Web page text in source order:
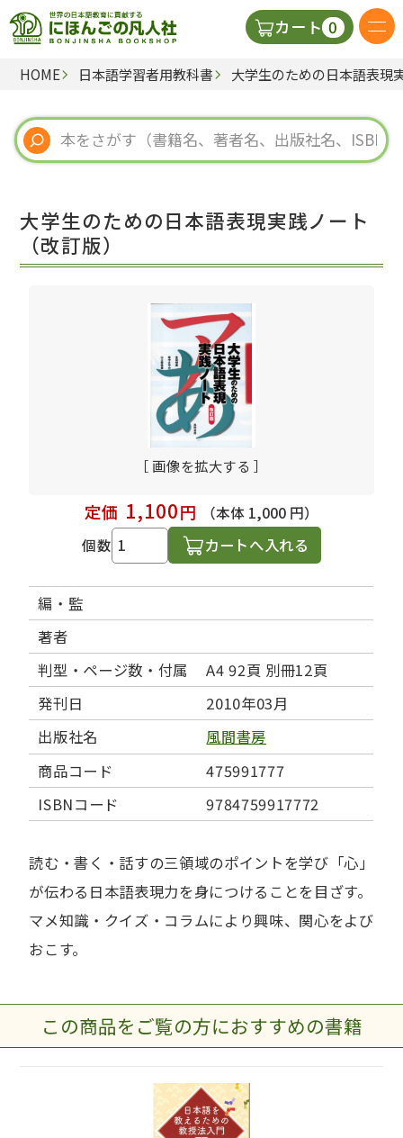
カート 0
日本語の教科書
視聴覚・補助教材
教師用参考書
HOME 日本語学習者用教科書 大学生のための日本語表現
大学生のための日本語表現実践ノート
（改訂版）
［ 画像を拡大する ］
定価 1,100円
（本体 1,000 円）
個数
カートへ入れる
編・監
著者
判型・ページ数・付属
A4 92頁 別冊12頁
発刊日
2010年03月
出版社名
風間書房
商品コード
475991777
ISBNコード
9784759917772
読む・書く・話すの三領域のポイントを学び「心」
が伝わる日本語表現力を身につけることを目ざす。
マメ知識・クイズ・コラムにより興味、関心をよび
おこす。
この商品をご覧の方におすすめの書籍